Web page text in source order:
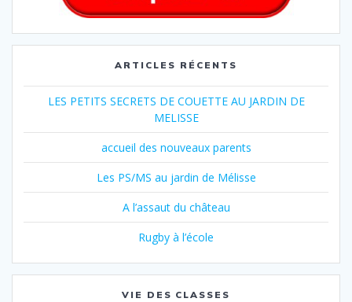
ARTICLES RÉCENTS
LES PETITS SECRETS DE COUETTE AU JARDIN DE
MELISSE
accueil des nouveaux parents
Les PS/MS au jardin de Mélisse
A l’assaut du château
Rugby à l’école
VIE DES CLASSES